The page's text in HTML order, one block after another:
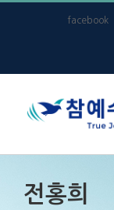
facebook
전홍희